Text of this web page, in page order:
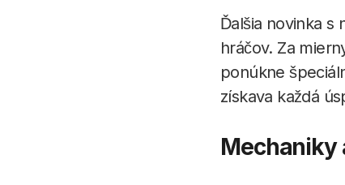
Ďalšia novinka
hráčov. Za
ponúkne
získava každá
Mechaniky